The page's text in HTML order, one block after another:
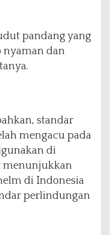
pandang yang
nyaman dan
standar
mengacu pada
di
menunjukkan
di Indonesia
perlindungan